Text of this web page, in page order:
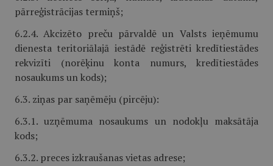
pārreģistrācijas termiņš;
6.2.4. Akcizēto preču pārvaldē un Valsts ieņēmumu
dienesta teritoriālajā iestādē reģistrēti kredītiestādes
rekvizīti (norēķinu konta numurs, kredītiestādes
nosaukums un kods);
6.3. ziņas par saņēmēju (pircēju):
6.3.1. uzņēmuma nosaukums un nodokļu maksātāja
kods;
6.3.2. preces izkraušanas vietas adrese;